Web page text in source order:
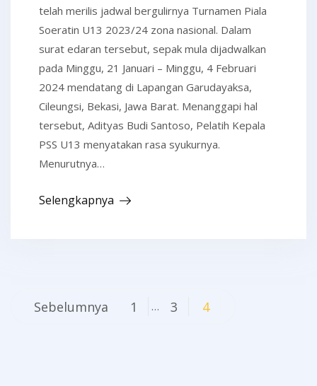
telah merilis jadwal bergulirnya Turnamen Piala
Soeratin U13 2023/24 zona nasional. Dalam
surat edaran tersebut, sepak mula dijadwalkan
pada Minggu, 21 Januari – Minggu, 4 Februari
2024 mendatang di Lapangan Garudayaksa,
Cileungsi, Bekasi, Jawa Barat. Menanggapi hal
tersebut, Adityas Budi Santoso, Pelatih Kepala
PSS U13 menyatakan rasa syukurnya.
Menurutnya…
Selengkapnya
Navigasi
Sebelumnya 1 … 3 4